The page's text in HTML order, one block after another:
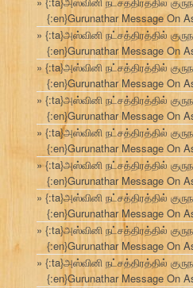
{:en}Gurunathar Message On
{:ta}அஸ்வினி நட்சத்திரத்தில்
{:en}Gurunathar Message On
{:ta}அஸ்வினி நட்சத்திரத்தில்
{:en}Gurunathar Message On
{:ta}அஸ்வினி நட்சத்திரத்தில்
{:en}Gurunathar Message On
{:ta}அஸ்வினி நட்சத்திரத்தில்
{:en}Gurunathar Message On
{:ta}அஸ்வினி நட்சத்திரத்தில்
{:en}Gurunathar Message On
{:ta}அஸ்வினி நட்சத்திரத்தில்
{:en}Gurunathar Message On
{:ta}அஸ்வினி நட்சத்திரத்தில்
{:en}Gurunathar Message On
{:ta}அஸ்வினி நட்சத்திரத்தில்
{:en}Gurunathar Message On